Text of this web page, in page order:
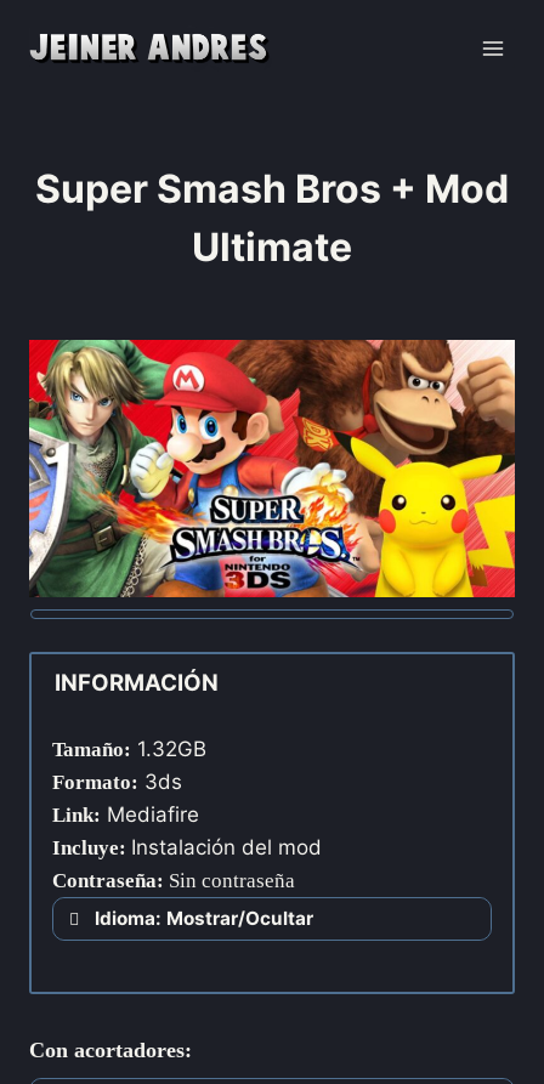
Super Smash Bros + Mod
Ultimate
INFORMACIÓN
Tamaño: 1.32GB
Formato: 3ds
Link: Mediafire
Incluye: Instalación del mod
Contraseña: Sin contraseña
Idioma: Mostrar/Ocultar
Con acortadores: